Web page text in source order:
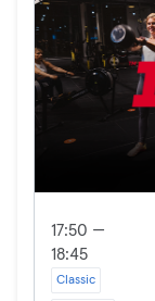
17:50 —
18:45
Classic